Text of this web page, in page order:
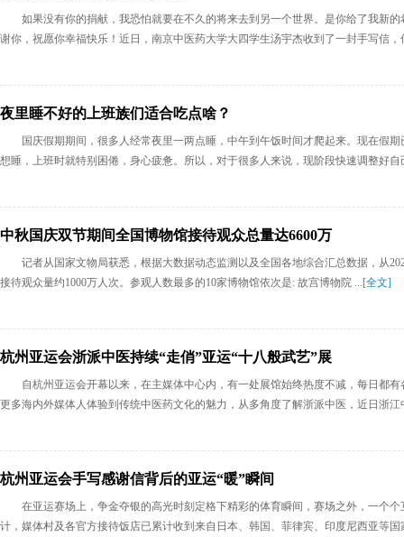
如果没有你的捐献，我恐怕就要在不久的将来去到另一个世界。是你给了我新
谢你，祝愿你幸福快乐！近日，南京中医药大学大四学生汤宇杰收到了一封手写信
夜里睡不好的上班族们适合吃点啥？
国庆假期期间，很多人经常夜里一两点睡，中午到午饭时间才爬起来。现在假
想睡，上班时就特别困倦，身心疲惫。所以，对于很多人来说，现阶段快速调整好
中秋国庆双节期间全国博物馆接待观众总量达6600万
记者从国家文物局获悉，根据大数据动态监测以及全国各地综合汇总数据，从
接待观众量约1000万人次。参观人数最多的10家博物馆依次是: 故宫博物院 ...[全文]
杭州亚运会浙派中医持续“走俏”亚运“十八般武艺”展
自杭州亚运会开幕以来，在主媒体中心内，有一处展馆始终热度不减，每日都
更多海内外媒体人体验到传统中医药文化的魅力，从多角度了解浙派中医，近日浙
杭州亚运会手写感谢信背后的亚运“暖”瞬间
在亚运赛场上，争金夺银的高光时刻定格下精彩的体育瞬间，赛场之外，一个
计，媒体村及各官方接待饭店已累计收到来自日本、韩国、菲律宾、印度尼西亚等国